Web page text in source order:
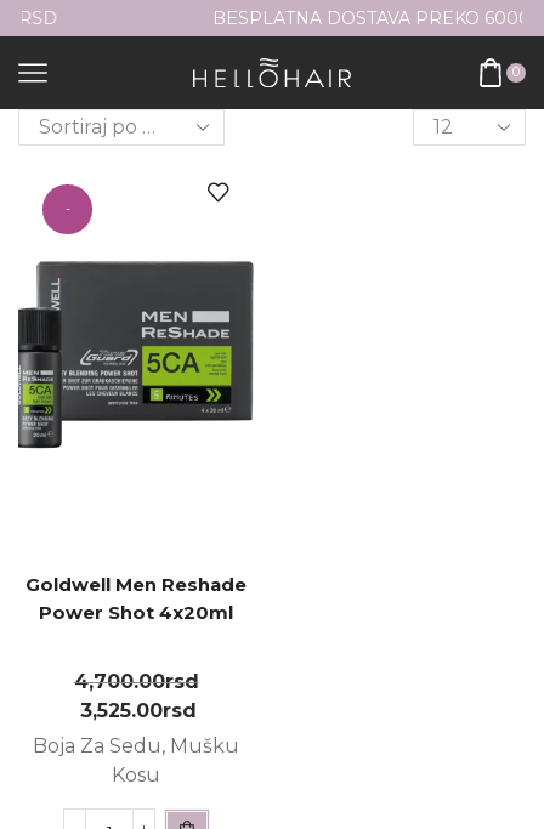
BESPLATNA DOSTAVA PREKO 6000RSD
0
-
Goldwell Men Reshade
Power Shot 4x20ml
4,700.00rsd
3,525.00rsd
Boja Za Sedu, Mušku
Kosu